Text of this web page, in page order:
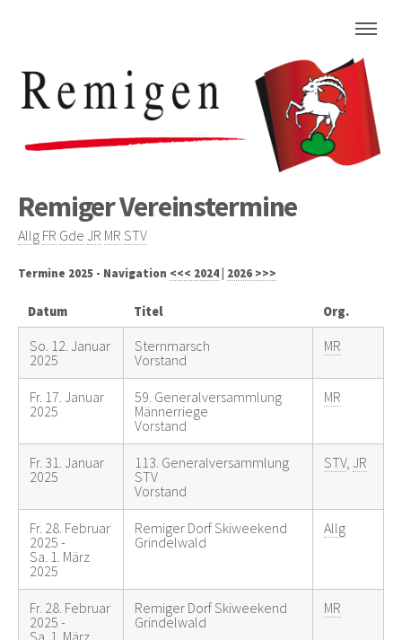
Remiger Vereinstermine
Allg FR Gde JR MR STV
Termine 2025 - Navigation <<< 2024 2026 >>>
Datum Titel Org.
So. 12. Januar
2025
Sternmarsch
Vorstand
MR
Fr. 17. Januar
2025
59. Generalversammlung
Männerriege
Vorstand
MR
Fr. 31. Januar
2025
113. Generalversammlung
STV
Vorstand
STV, JR
Fr. 28. Februar
2025 -
Sa. 1. März
2025
Remiger Dorf Skiweekend
Grindelwald
Allg
Fr. 28. Februar
2025 -
Sa. 1. März
Remiger Dorf Skiweekend
Grindelwald
MR